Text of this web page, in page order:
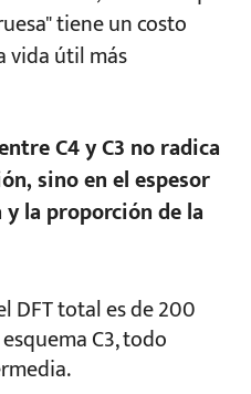
tiene un costo
vida útil más
C4 y C3 no radica
sino en el espesor
la proporción de la
DFT total es de 200
C3, todo